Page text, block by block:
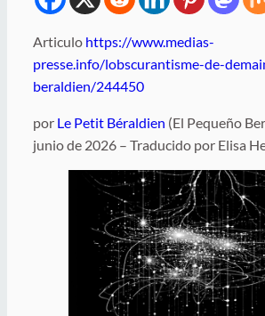
Articulo https://www.medias-
presse.info/lobscurantisme-de-
beraldien/244450
por Le Petit Béraldien (El Pequeño
junio de 2026 – Traducido por Elisa